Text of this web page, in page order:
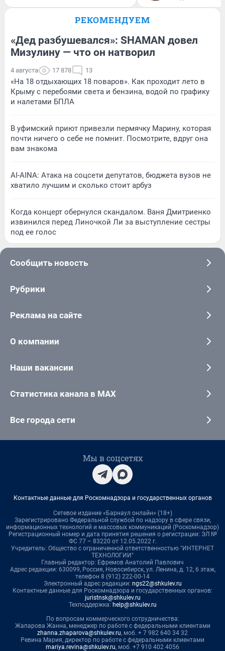
РЕКОМЕНДУЕМ
«Дед разбушевался»: SHAMAN довел
Мизулину — что он натворил
4 августа 17 878 13
«На 18 отдыхающих 18 поваров». Как проходит лето в
Крыму с перебоями света и бензина, водой по графику
и налетами БПЛА
В уфимский приют привезли пермячку Марину, которая
почти ничего о себе не помнит. Посмотрите, вдруг она
вам знакома
AI-AINA: Атака на соцсети депутатов, бюджета вузов не
хватило лучшим и сколько стоит арбуз
Когда концерт обернулся скандалом. Ваня Дмитриенко
извинился перед Линочкой Ли за выступление сестры
под ее голос
Сообщить новость
Рубрики
Реклама на сайте
О компании
Наши вакансии
Статистика канала в MAX
Все города сети
Мы в соцсетях
Контактные данные для Роскомнадзора и государственных органов
Сетевое издание «Барнаул онлайн» (18+)
Зарегистрировано Федеральной службой по надзору в сфере связи,
информационных технологий и массовых коммуникаций (Роскомнадзор)
Регистрационный номер и дата принятия решения о регистрации: ЭЛ №
ФС 77 – 83220 от 12.05.2022 г.
Учредитель: Общество с ограниченной ответственностью "ИНТЕРНЕТ
ТЕХНОЛОГИИ"
Главный редактор: Ефремов Анатолий Павлович
Адрес редакции: 630099, Россия, Новосибирск, ул. Ленина, д. 12, 6 этаж,
телефон 8 (912) 222-00-14
Электронный адрес редакции: ngs22@shkulev.ru
Контактные данные для Роскомнадзора и государственных органов:
juristnsk@shkulev.ru
Техподдержка: help@shkulev.ru
По вопросам коммерческого сотрудничества:
Жапарова Жанна, менеджер по работе с федеральными клиентами
zhanna.zhaparova@shkulev.ru, моб. + 7 982 640 34 32
Ревина Мария, директор по работе с федеральными клиентами
mariya.revina@shkulev.ru, моб. +7 910 402 4056